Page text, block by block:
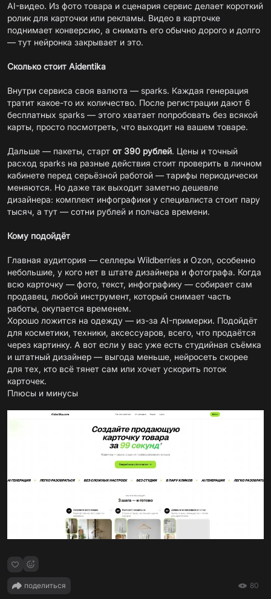
AI-видео. Из фото товара и сценария сервис делает короткий
ролик для карточки или рекламы. Видео в карточке
поднимает конверсию, а снимать его обычно дорого и долго
— тут нейронка закрывает и это.
Сколько стоит Aidentika
Внутри сервиса своя валюта — sparks. Каждая генерация
тратит какое-то их количество. После регистрации дают 6
бесплатных sparks — этого хватает попробовать без всякой
карты, просто посмотреть, что выходит на вашем товаре.
Дальше — пакеты, старт от 390 рублей. Цены и точный
расход sparks на разные действия стоит проверить в личном
кабинете перед серьёзной работой — тарифы периодически
меняются. Но даже так выходит заметно дешевле
дизайнера: комплект инфографики у специалиста стоит пару
тысяч, а тут — сотни рублей и полчаса времени.
Кому подойдёт
Главная аудитория — селлеры Wildberries и Ozon, особенно
небольшие, у кого нет в штате дизайнера и фотографа. Когда
всю карточку — фото, текст, инфографику — собирает сам
продавец, любой инструмент, который снимает часть
работы, окупается временем.
Хорошо ложится на одежду — из-за AI-примерки. Подойдёт
для косметики, техники, аксессуаров, всего, что продаётся
через картинку. А вот если у вас уже есть студийная съёмка
и штатный дизайнер — выгода меньше, нейросеть скорее
для тех, кто всё тянет сам или хочет ускорить поток
карточек.
Плюсы и минусы
поделиться 80